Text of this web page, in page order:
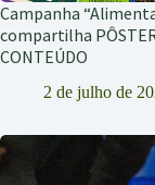
Campanha
compartilha
CONTEÚDO
2 de julho de